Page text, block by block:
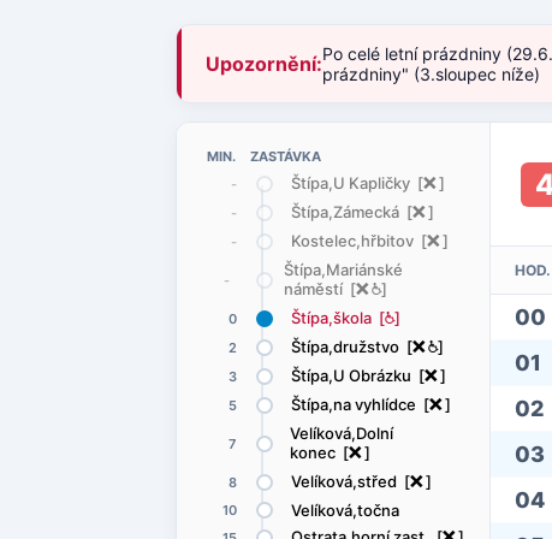
Upozornění:Po celé letní prázdniny
prázdniny" (3.sloupec níže)
MIN. ZASTÁVKA
-
Štípa,U Kapličky [ë]
- Štípa,Zámecká [ë]
- Kostelec,hřbitov [ë]
-
Štípa,Mariánské
náměstí [ë@]
0 Štípa,škola [@]
2 Štípa,družstvo [ë@]
3 Štípa,U Obrázku [ë]
5 Štípa,na vyhlídce [ë]
7
Velíková,Dolní
konec [ë]
8 Velíková,střed [ë]
10 Velíková,točna
HOD.
00
01
02
03
04